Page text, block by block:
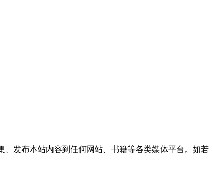
发布本站内容到任何网站、书籍等各类媒体平台。如若